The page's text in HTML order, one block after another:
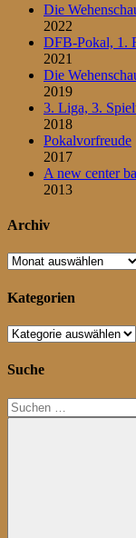
Die
2022
DFB-Pokal, 1.
2021
Die
2019
3. Liga, 3.
2018
Pokalvorfreude
2017
A new center
2013
Archiv
Archiv
Kategorien
Kategorien
Suche
Suchen
nach: